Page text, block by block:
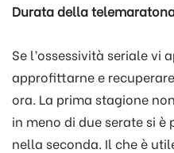
Durata della
Se l’ossessività seriale vi
approfittarne e
ora. La prima stagione
in meno di due serate si
nella seconda. Il che è